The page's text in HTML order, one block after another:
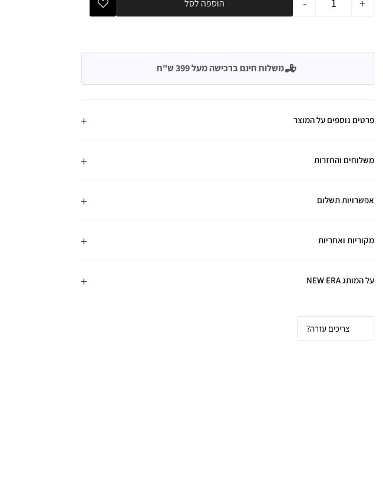
- + הוספה לסל
משלוח חינם ברכישה מעל 399 ש"ח
פרטים נוספים על המוצר
משלוחים והחזרות
אפשרויות תשלום
מקוריות ואחריות
על המותג NEW ERA
צריכים עזרה?